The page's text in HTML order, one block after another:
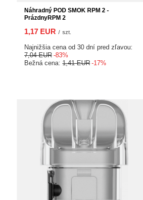
Náhradný POD SMOK RPM 2 -
PrázdnyRPM 2
1,17 EUR / szt.
Najnižšia cena od 30 dní pred zľavou:
7,04 EUR -83%
Bežná cena: 1,41 EUR -17%